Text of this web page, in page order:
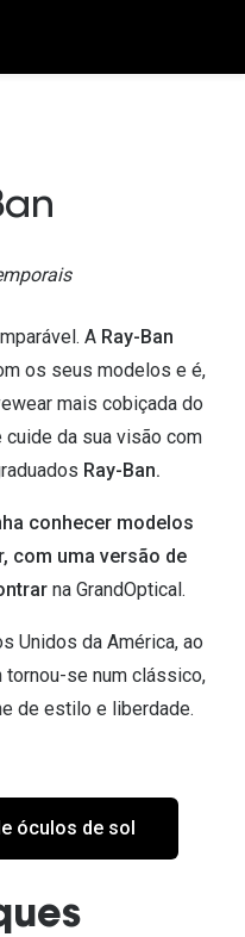
Marta
Luís
Ayres
Ver todas
A Ray-Ban
os seus modelos e é,
mais cobiçada do
da sua visão com
Ray-Ban.
conhecer modelos
com uma versão de
na GrandOptical.
Unidos da América, ao
tornou-se num clássico,
de estilo e liberdade.
óculos de sol